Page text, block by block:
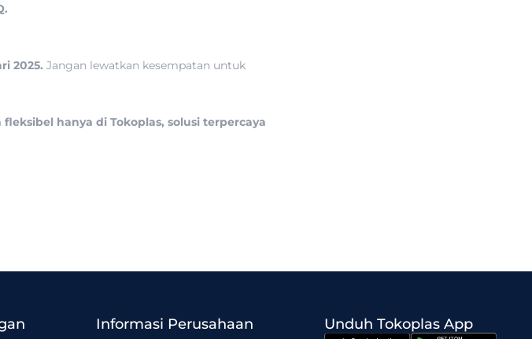
2025. Jangan lewatkan kesempatan untuk
hanya di Tokoplas, solusi terpercaya
Informasi Perusahaan Unduh Tokoplas App